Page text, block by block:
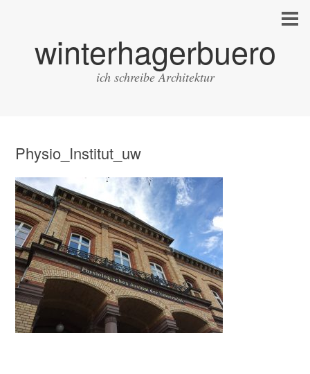
winterhagerbuero
ich schreibe Architektur
Physio_Institut_uw